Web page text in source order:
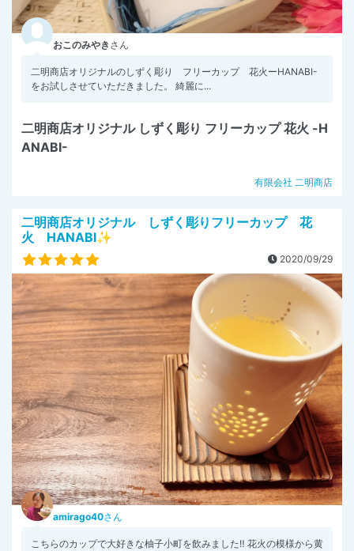
おこのみやき さん
二明商店オリジナルのしずく彫り フリーカップ 花火ーHANABI-
をお試しさせていただきました。 綺麗に...
二明商店オリジナル しずく彫り フリーカップ 花火 -H
ANABI-
有限会社 二明商店
二明商店オリジナル しずく彫りフリーカップ 花
火 HANABI✨
2020/09/29
amirago40さん
こちらのカップで大好きな柚子小町を飲みました‼️ 花火の模様から黄